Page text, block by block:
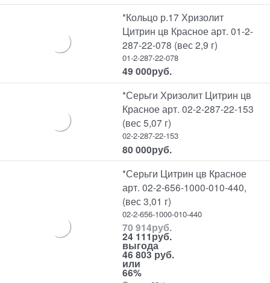
*Кольцо р.17 Хризолит
Цитрин цв Красное арт. 01-2-
287-22-078 (вес 2,9 г)
01-2-287-22-078
49 000руб.
*Серьги Хризолит Цитрин цв
Красное арт. 02-2-287-22-153
(вес 5,07 г)
02-2-287-22-153
80 000руб.
*Серьги Цитрин цв Красное
арт. 02-2-656-1000-010-440,
(вес 3,01 г)
02-2-656-1000-010-440
70 914руб.
24 111руб.
выгода
46 803 руб.
или
66%